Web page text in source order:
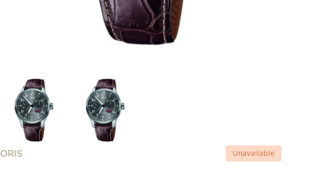
ORIS Unavailable